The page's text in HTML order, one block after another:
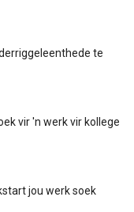
te
vir 'n werk vir kollege
jou werk soek